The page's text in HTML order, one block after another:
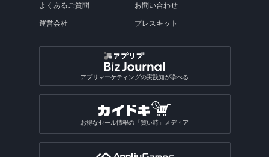
よくあるご質問
運営会社
お問い合わせ
プレスキット
アプリマーケティングの実践知が学べる
お得なセール情報の「買い時」メディア